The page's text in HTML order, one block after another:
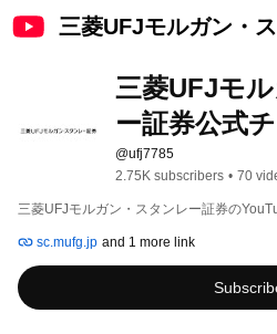
三菱UFJモルガン・
三菱UFJモ
ー証券公式
@ufj7785
2.75K subscribers • 70
三菱UFJモルガン・スタンレー証券の
sc.mufg.jp and 1 more link